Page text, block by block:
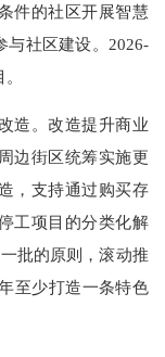
件的社区开展智慧
与社区建设。2026-
。改造提升商业
边街区统筹实施更
，支持通过购买存
工项目的分类化解
批的原则，滚动推
至少打造一条特色